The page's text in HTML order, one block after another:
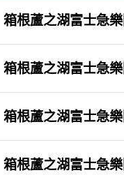
箱根蘆之湖富士急
箱根蘆之湖富士急
箱根蘆之湖富士急
箱根蘆之湖富士急